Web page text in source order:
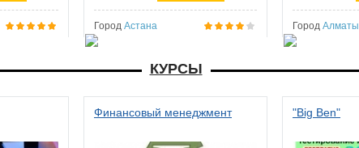
Город Астана Город Алматы
КУРСЫ
Финансовый менеджмент "Big Ben"